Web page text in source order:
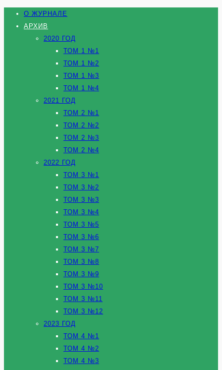
О ЖУРНАЛЕ
АРХИВ
2020 ГОД
ТОМ 1 №1
ТОМ 1 №2
ТОМ 1 №3
ТОМ 1 №4
2021 ГОД
ТОМ 2 №1
ТОМ 2 №2
ТОМ 2 №3
ТОМ 2 №4
2022 ГОД
ТОМ 3 №1
ТОМ 3 №2
ТОМ 3 №3
ТОМ 3 №4
ТОМ 3 №5
ТОМ 3 №6
ТОМ 3 №7
ТОМ 3 №8
ТОМ 3 №9
ТОМ 3 №10
ТОМ 3 №11
ТОМ 3 №12
2023 ГОД
ТОМ 4 №1
ТОМ 4 №2
ТОМ 4 №3